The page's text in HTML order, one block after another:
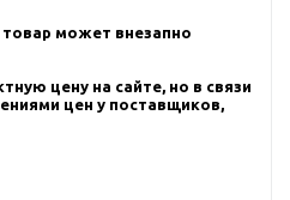
товар может внезапно
цену на сайте, но в связи
цен у поставщиков,